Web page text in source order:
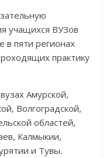
учащихся ВУЗов
в пяти регионах
практику
Амурской,
Волгоградской,
областей,
Калмыкии,
и Тувы.